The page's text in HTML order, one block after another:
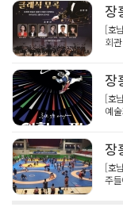
[호
회
[호
예
[호
주